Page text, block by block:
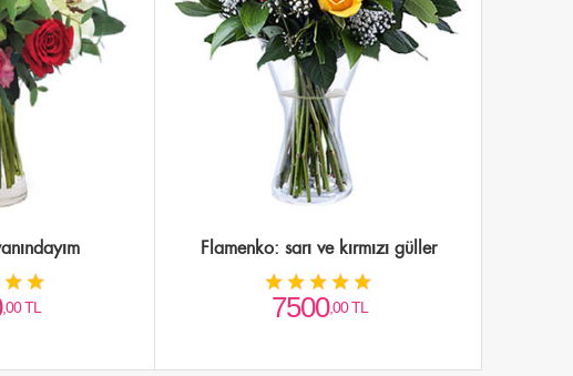
,00 TL
Flamenko: sarı ve kırmızı güller
7500,00 TL